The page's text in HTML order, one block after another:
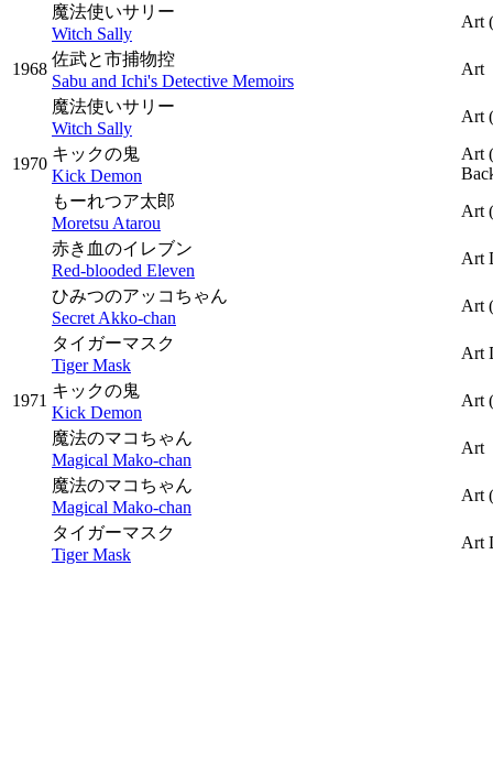
魔法使いサリー
Witch Sally
Art
1968
佐武と市捕物控
Sabu and Ichi's Detective Memoirs
Art
魔法使いサリー
Witch Sally
Art
1970
キックの鬼
Kick Demon
Art
もーれつア太郎
Moretsu Atarou
Art
赤き血のイレブン
Red-blooded Eleven
Art
ひみつのアッコちゃん
Secret Akko-chan
Art
タイガーマスク
Tiger Mask
Art
1971
キックの鬼
Kick Demon
Art
魔法のマコちゃん
Magical Mako-chan
Art
魔法のマコちゃん
Magical Mako-chan
Art
タイガーマスク
Tiger Mask
Art